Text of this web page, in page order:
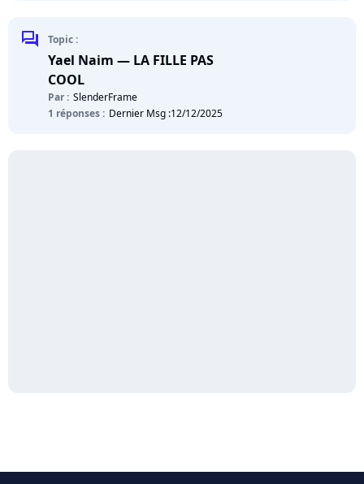
chat Topic :
Yael Naim — LA FILLE PAS
COOL
Par : SlenderFrame
1 réponses : Dernier Msg :12/12/2025